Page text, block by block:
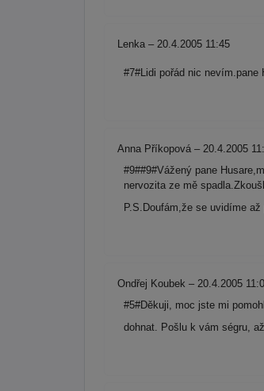
Lenka – 20.4.2005 11:45
#7#Lidi pořád nic
Anna Příkopová – 20.4.2005
#9##9#Vážený pane
nervozita ze mě
P.S.Doufám,že se uvidíme
Ondřej Koubek – 20.4.2005
#5#Děkuji, moc jste mi
dohnat. Pošlu k vám ségru,